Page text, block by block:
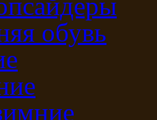
обувь